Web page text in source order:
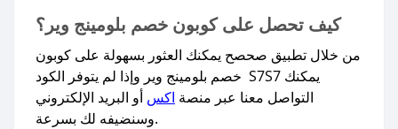
كيف تحصل على كوبون خصم بلومينج وير؟
من خلال تطبيق صحصح يمكنك العثور بسهولة على كوبون
خصم بلومينج وير وإذا لم يتوفر الكود S7S7 يمكنك
التواصل معنا عبر منصة اكس أو البريد الإلكتروني
وسنضيفه لك بسرعة.​